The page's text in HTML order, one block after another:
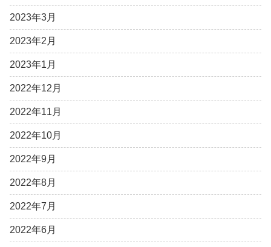
2023年3月
2023年2月
2023年1月
2022年12月
2022年11月
2022年10月
2022年9月
2022年8月
2022年7月
2022年6月